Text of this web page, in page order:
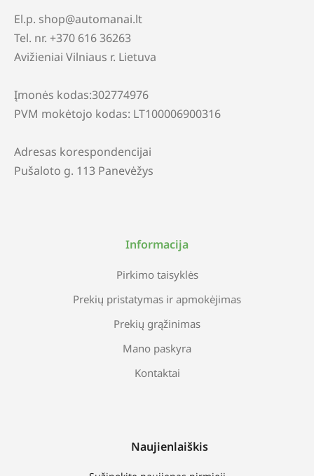
El.p. shop@automanai.lt
Tel. nr. +370 616 36263
Avižieniai Vilniaus r. Lietuva
Įmonės kodas:302774976
PVM mokėtojo kodas: LT100006900316
Adresas korespondencijai
Pušaloto g. 113 Panevėžys
Informacija
Pirkimo taisyklės
Prekių pristatymas ir apmokėjimas
Prekių grąžinimas
Mano paskyra
Kontaktai
Naujienlaiškis